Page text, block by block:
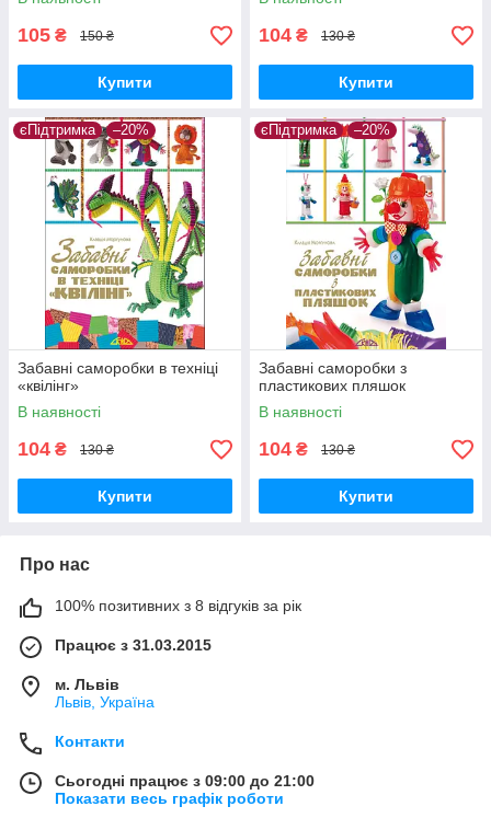
105 ₴ 150 ₴
Купити
104 ₴ 130 ₴
Купити
єПідтримка –20%
Забавні саморобки в техніці
«квілінг»
В наявності
104 ₴ 130 ₴
Купити
єПідтримка –20%
Забавні саморобки з
пластикових пляшок
В наявності
104 ₴ 130 ₴
Купити
Про нас
100% позитивних з 8 відгуків за рік
Працює з 31.03.2015
м. Львів
Львів, Україна
Контакти
Сьогодні працює з 09:00 до 21:00
Показати весь графік роботи